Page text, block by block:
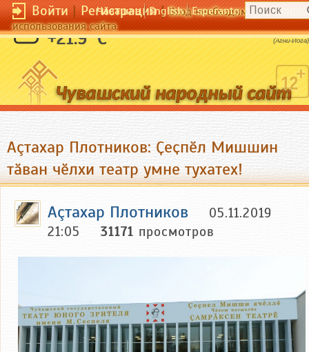
Войти|Регистрация|Вход необходим для
использования сайта
Чӑвашла English Esperanto
+21.9 °C Не раскрывайте случайных книг.
(Агни-Йога)
Аçтахар Плотников: Ҫеҫпӗл Мишшин
тӑван чӗлхи театр умне тухатех!
Аçтахар Плотников
05.11.2019
21:05
31171 просмотров